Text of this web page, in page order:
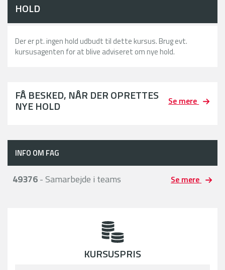
HOLD
Der er pt. ingen hold udbudt til dette kursus. Brug evt.
kursusagenten for at blive adviseret om nye hold.
FÅ BESKED, NÅR DER OPRETTES
NYE HOLD Se mere
INFO OM FAG
49376- Samarbejde i teams Se mere
KURSUSPRIS